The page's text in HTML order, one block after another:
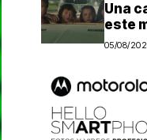
Una
este
05/08/